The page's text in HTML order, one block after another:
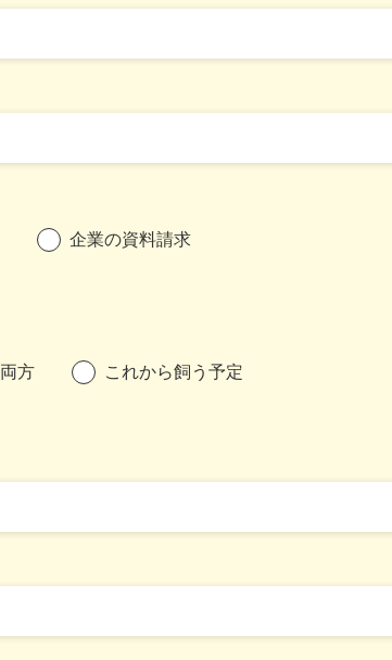
企業の資料請求
両方 これから飼う予定